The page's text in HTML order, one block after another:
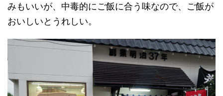
みもいいが、中毒的にご飯に合う味なので、ご飯が
おいしいとうれしい。